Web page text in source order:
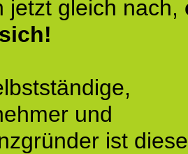
jetzt gleich nach,
und
ist diese